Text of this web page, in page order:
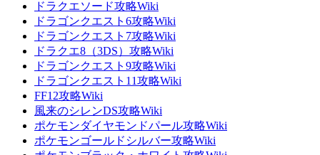
ドラクエソード攻略Wiki
ドラゴンクエスト6攻略Wiki
ドラゴンクエスト7攻略Wiki
ドラクエ8（3DS）攻略Wiki
ドラゴンクエスト9攻略Wiki
ドラゴンクエスト11攻略Wiki
FF12攻略Wiki
風来のシレンDS攻略Wiki
ポケモンダイヤモンドパール攻略Wiki
ポケモンゴールドシルバー攻略Wiki